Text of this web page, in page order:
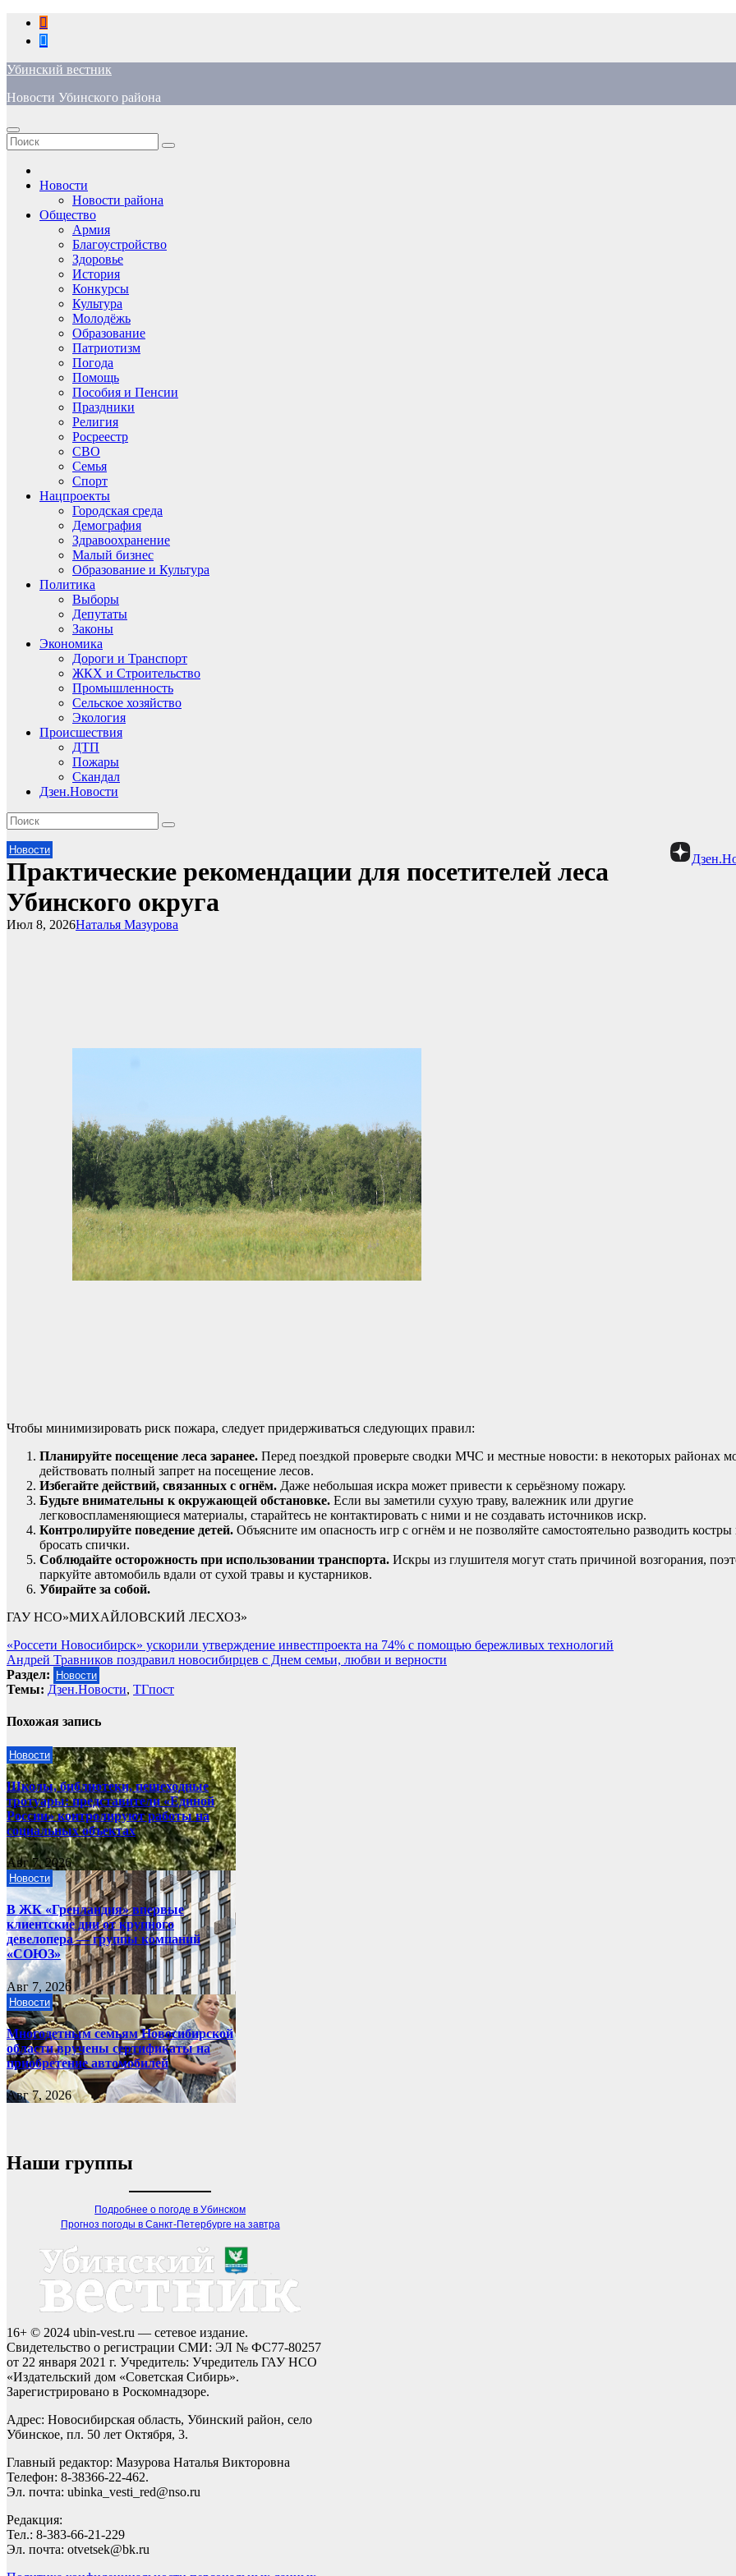
Перейти
содержимому
Убинский вестник
Новости Убинского района
Новости
Новости района
Общество
Армия
Благоустройство
Здоровье
История
Конкурсы
Культура
Молодёжь
Образование
Патриотизм
Погода
Помощь
Пособия и Пенсии
Праздники
Религия
Росреестр
СВО
Семья
Спорт
Нацпроекты
Городская среда
Демография
Здравоохранение
Малый бизнес
Образование и Культура
Политика
Выборы
Депутаты
Законы
Экономика
Дороги и Транспорт
ЖКХ и Строительство
Промышленность
Сельское хозяйство
Экология
Происшествия
ДТП
Пожары
Скандал
Дзен.Новости
Новости
Практические рекомендации для посетителей леса
Убинского округа
Наталья Мазурова
Июл 8, 2026
Чтобы минимизировать риск пожара, следует придерживаться следующих правил:
Планируйте посещение леса заранее. Перед поездкой проверьте сводки МЧС и местные новости: в некоторых районах
действовать полный запрет на посещение лесов.
Избегайте действий, связанных с огнём. Даже небольшая искра может привести к серьёзному пожару.
Будьте внимательны к окружающей обстановке. Если вы заметили сухую траву, валежник или другие
легковоспламеняющиеся материалы, старайтесь не контактировать с ними и не создавать источников искр.
Контролируйте поведение детей. Объясните им опасность игр с огнём и не позволяйте самостоятельно разводить
бросать спички.
Соблюдайте осторожность при использовании транспорта. Искры из глушителя могут стать причиной возгорания,
паркуйте автомобиль вдали от сухой травы и кустарников.
Убирайте за собой.
ГАУ НСО»МИХАЙЛОВСКИЙ ЛЕСХОЗ»
Навигация
по
записям
«Россети Новосибирск» ускорили утверждение инвестпроекта на 74% с помощью бережливых технологий
Андрей Травников поздравил новосибирцев с Днем семьи, любви и верности
Раздел:
Новости
Темы: Дзен.Новости, ТГпост
Похожая запись
Новости
Школы, библиотеки, пешеходные
тротуары: представители «Единой
России» контролируют работы на
социальных объектах
Авг 7, 2026
Новости
В ЖК «Гренландия» впервые
клиентские дни от крупного
девелопера — группы компаний
«СОЮЗ»
Авг 7, 2026
Новости
Многодетным семьям Новосибирской
области вручены сертификаты на
приобретение автомобилей
Авг 7, 2026
Наши группы
Подробнее о погоде в Убинском
Прогноз погоды в Санкт-Петербурге на завтра
16+ © 2024 ubin-vest.ru — сетевое издание.
Свидетельство о регистрации СМИ: ЭЛ № ФС77-80257
от 22 января 2021 г. Учредитель: Учредитель ГАУ НСО
«Издательский дом «Советская Сибирь».
Зарегистрировано в Роскомнадзоре.
Адрес: Новосибирская область, Убинский район, село
Убинское, пл. 50 лет Октября, 3.
Главный редактор: Мазурова Наталья Викторовна
Телефон: 8-38366-22-462.
Эл. почта: ubinka_vesti_red@nso.ru
Редакция:
Тел.: 8-383-66-21-229
Эл. почта: otvetsek@bk.ru